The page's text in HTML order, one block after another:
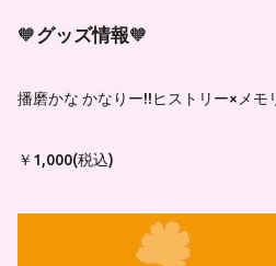
🧡グッズ情報🧡
播磨かな かなりー!!ヒストリー×メモ
￥1,000(税込)